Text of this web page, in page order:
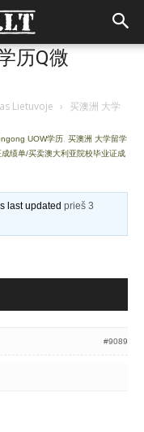
历Q微
Lietuvoje › 买澳洲 大学
UOW学历 买澳洲 大学留学
绩单/买卖澳大利亚院校毕业证成
last updatedprieš 3
#9089